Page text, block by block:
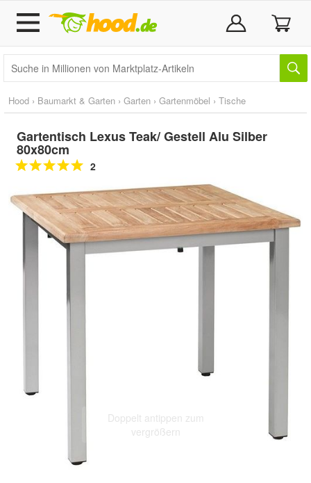
Hood › Baumarkt & Garten › Garten › Gartenmöbel › Tische
Gartentisch Lexus Teak/ Gestell Alu Silber
80x80cm
2
Doppelt antippen zum
vergrößern